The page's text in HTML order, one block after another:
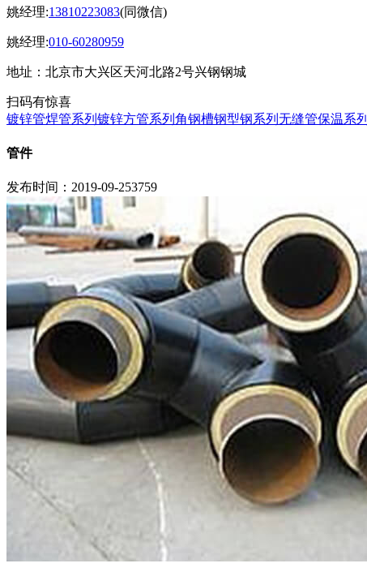
姚经理:13810223083(同微信)
姚经理:010-60280959
地址：北京市大兴区天河北路2号兴钢钢城
扫码有惊喜
镀锌管焊管系列 镀锌方管系列 角钢槽钢型钢系列 无缝管保温系列
管件
发布时间：2019-09-253759